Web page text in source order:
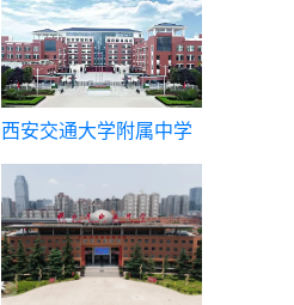
西安交通大学附属中学
国际课程中心